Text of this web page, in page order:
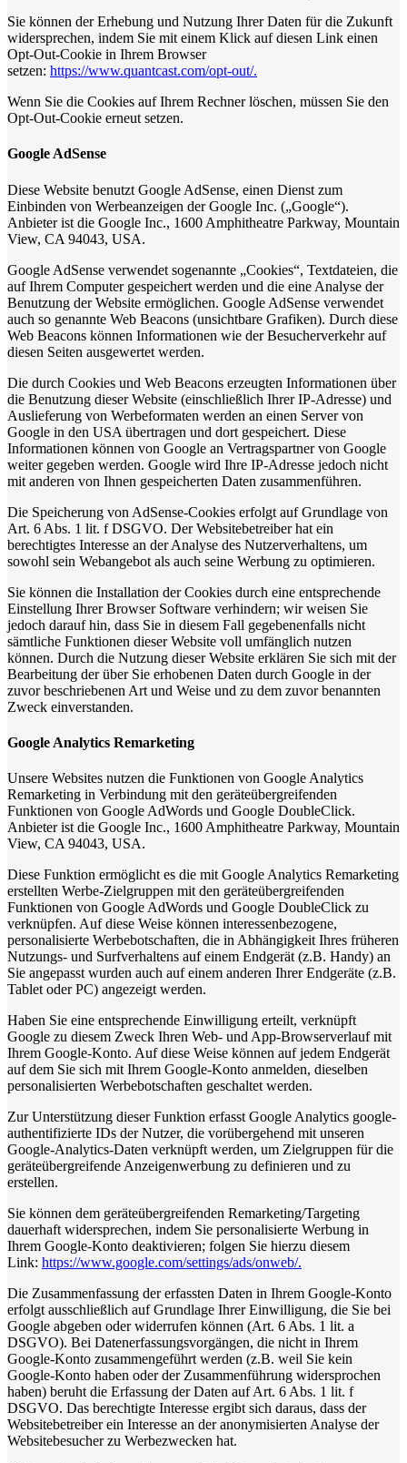
Sie können der Erhebung und Nutzung Ihrer Daten für die Zukunft
widersprechen, indem Sie mit einem Klick auf diesen Link einen
Opt-Out-Cookie in Ihrem Browser
setzen: https://www.quantcast.com/opt-out/.
Wenn Sie die Cookies auf Ihrem Rechner löschen, müssen Sie den
Opt-Out-Cookie erneut setzen.
Google AdSense
Diese Website benutzt Google AdSense, einen Dienst zum
Einbinden von Werbeanzeigen der Google Inc. („Google“).
Anbieter ist die Google Inc., 1600 Amphitheatre Parkway, Mountain
View, CA 94043, USA.
Google AdSense verwendet sogenannte „Cookies“, Textdateien, die
auf Ihrem Computer gespeichert werden und die eine Analyse der
Benutzung der Website ermöglichen. Google AdSense verwendet
auch so genannte Web Beacons (unsichtbare Grafiken). Durch diese
Web Beacons können Informationen wie der Besucherverkehr auf
diesen Seiten ausgewertet werden.
Die durch Cookies und Web Beacons erzeugten Informationen über
die Benutzung dieser Website (einschließlich Ihrer IP-Adresse) und
Auslieferung von Werbeformaten werden an einen Server von
Google in den USA übertragen und dort gespeichert. Diese
Informationen können von Google an Vertragspartner von Google
weiter gegeben werden. Google wird Ihre IP-Adresse jedoch nicht
mit anderen von Ihnen gespeicherten Daten zusammenführen.
Die Speicherung von AdSense-Cookies erfolgt auf Grundlage von
Art. 6 Abs. 1 lit. f DSGVO. Der Websitebetreiber hat ein
berechtigtes Interesse an der Analyse des Nutzerverhaltens, um
sowohl sein Webangebot als auch seine Werbung zu optimieren.
Sie können die Installation der Cookies durch eine entsprechende
Einstellung Ihrer Browser Software verhindern; wir weisen Sie
jedoch darauf hin, dass Sie in diesem Fall gegebenenfalls nicht
sämtliche Funktionen dieser Website voll umfänglich nutzen
können. Durch die Nutzung dieser Website erklären Sie sich mit der
Bearbeitung der über Sie erhobenen Daten durch Google in der
zuvor beschriebenen Art und Weise und zu dem zuvor benannten
Zweck einverstanden.
Google Analytics Remarketing
Unsere Websites nutzen die Funktionen von Google Analytics
Remarketing in Verbindung mit den geräteübergreifenden
Funktionen von Google AdWords und Google DoubleClick.
Anbieter ist die Google Inc., 1600 Amphitheatre Parkway, Mountain
View, CA 94043, USA.
Diese Funktion ermöglicht es die mit Google Analytics Remarketing
erstellten Werbe-Zielgruppen mit den geräteübergreifenden
Funktionen von Google AdWords und Google DoubleClick zu
verknüpfen. Auf diese Weise können interessenbezogene,
personalisierte Werbebotschaften, die in Abhängigkeit Ihres früheren
Nutzungs- und Surfverhaltens auf einem Endgerät (z.B. Handy) an
Sie angepasst wurden auch auf einem anderen Ihrer Endgeräte (z.B.
Tablet oder PC) angezeigt werden.
Haben Sie eine entsprechende Einwilligung erteilt, verknüpft
Google zu diesem Zweck Ihren Web- und App-Browserverlauf mit
Ihrem Google-Konto. Auf diese Weise können auf jedem Endgerät
auf dem Sie sich mit Ihrem Google-Konto anmelden, dieselben
personalisierten Werbebotschaften geschaltet werden.
Zur Unterstützung dieser Funktion erfasst Google Analytics google-
authentifizierte IDs der Nutzer, die vorübergehend mit unseren
Google-Analytics-Daten verknüpft werden, um Zielgruppen für die
geräteübergreifende Anzeigenwerbung zu definieren und zu
erstellen.
Sie können dem geräteübergreifenden Remarketing/Targeting
dauerhaft widersprechen, indem Sie personalisierte Werbung in
Ihrem Google-Konto deaktivieren; folgen Sie hierzu diesem
Link: https://www.google.com/settings/ads/onweb/.
Die Zusammenfassung der erfassten Daten in Ihrem Google-Konto
erfolgt ausschließlich auf Grundlage Ihrer Einwilligung, die Sie bei
Google abgeben oder widerrufen können (Art. 6 Abs. 1 lit. a
DSGVO). Bei Datenerfassungsvorgängen, die nicht in Ihrem
Google-Konto zusammengeführt werden (z.B. weil Sie kein
Google-Konto haben oder der Zusammenführung widersprochen
haben) beruht die Erfassung der Daten auf Art. 6 Abs. 1 lit. f
DSGVO. Das berechtigte Interesse ergibt sich daraus, dass der
Websitebetreiber ein Interesse an der anonymisierten Analyse der
Websitebesucher zu Werbezwecken hat.